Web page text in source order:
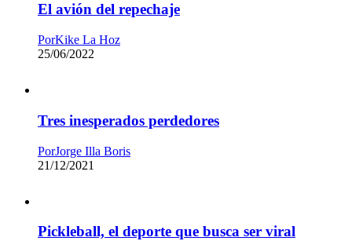
El avión del repechaje
PorKike La Hoz
25/06/2022
Tres inesperados perdedores
PorJorge Illa Boris
21/12/2021
Pickleball, el deporte que busca ser viral